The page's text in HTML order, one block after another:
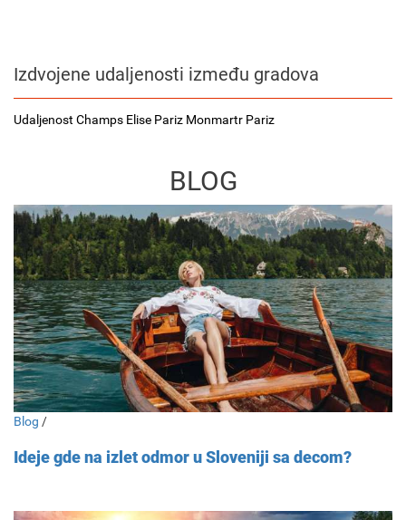
Izdvojene udaljenosti između gradova
Udaljenost Champs Elise Pariz Monmartr Pariz
BLOG
Blog /
Ideje gde na izlet odmor u Sloveniji sa decom?